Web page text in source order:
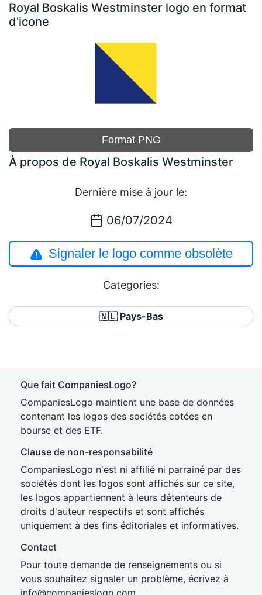
Royal Boskalis Westminster logo en format
d'icone
Format PNG
À propos de Royal Boskalis Westminster
Dernière mise à jour le:
06/07/2024
Signaler le logo comme obsolète
Categories:
🇳🇱 Pays-Bas
Que fait CompaniesLogo?
CompaniesLogo maintient une base de données
contenant les logos des sociétés cotées en
bourse et des ETF.
Clause de non-responsabilité
CompaniesLogo n'est ni affilié ni parrainé par des
sociétés dont les logos sont affichés sur ce site,
les logos appartiennent à leurs détenteurs de
droits d'auteur respectifs et sont affichés
uniquement à des fins éditoriales et informatives.
Contact
Pour toute demande de renseignements ou si
vous souhaitez signaler un problème, écrivez à
info@companieslogo.com